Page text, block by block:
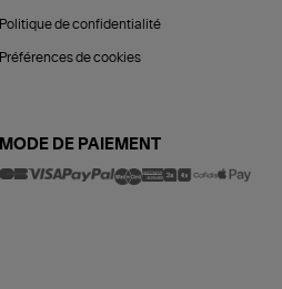
Politique de confidentialité
Préférences de cookies
MODE DE PAIEMENT